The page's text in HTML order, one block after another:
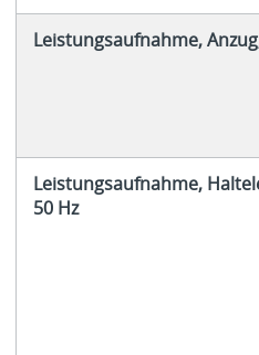
Leistungsaufnahme,
Leistungsaufnahme,
50 Hz